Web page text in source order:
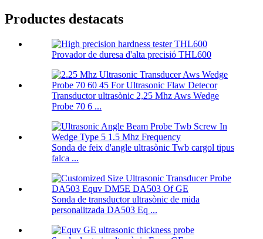
Productes destacats
Provador de duresa d'alta precisió THL600
Transductor ultrasònic 2,25 Mhz Aws Wedge
Probe 70 6 ...
Sonda de feix d'angle ultrasònic Twb cargol tipus
falca ...
Sonda de transductor ultrasònic de mida
personalitzada DA503 Eq ...